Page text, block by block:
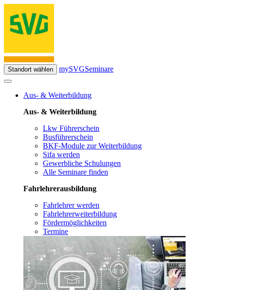
Standort wählen mySVGSeminare
Aus- & Weiterbildung
Aus- & Weiterbildung
Lkw Führerschein
Busführerschein
BKF-Module zur Weiterbildung
Sifa werden
Gewerbliche Schulungen
Alle Seminare finden
Fahrlehrerausbildung
Fahrlehrer werden
Fahrlehrerweiterbildung
Fördermöglichkeiten
Termine